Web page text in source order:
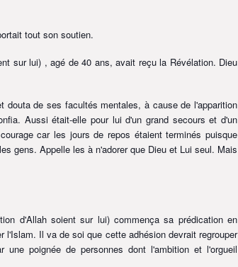
tout son soutien.
sur lui) , agé de 40 ans, avait reçu la Révélation. Dieu
douta de ses facultés mentales, à cause de l'apparition
Aussi était-elle pour lui d'un grand secours et d'un
car les jours de repos étaient terminés puisque
gens. Appelle les à n'adorer que Dieu et Lui seul. Mais
d'Allah soient sur lui)commença sa prédication en
Il va de soi que cette adhésion devrait regrouper
poignée de personnes dont l'ambition et l'orgueil